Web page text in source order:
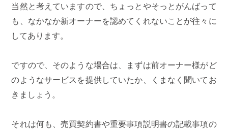
当然と考えていますので、ちょっとやそっとがんばって
も、なかなか新オーナーを認めてくれないことが往々に
してあります。
ですので、そのような場合は、まずは前オーナー様がど
のようなサービスを提供していたか、くまなく聞いてお
きましょう。
それは何も、売買契約書や重要事項説明書の記載事項の